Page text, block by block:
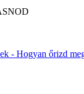
- Hogyan őrizd